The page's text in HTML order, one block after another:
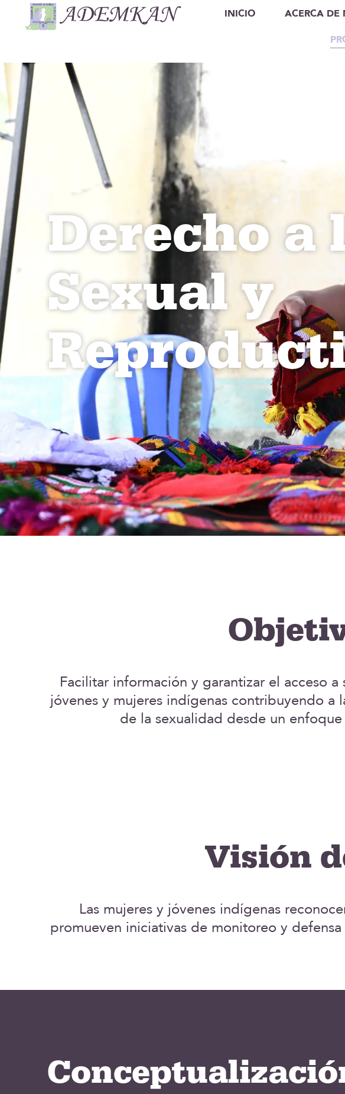
INICIO ACERCA DE
Derecho a
Sexual y
Facilitar información y garantizar el acceso
jóvenes y mujeres indígenas contribuyendo
de la sexualidad desde un
Visión
Las mujeres y jóvenes indígenas
promueven iniciativas de monitoreo y